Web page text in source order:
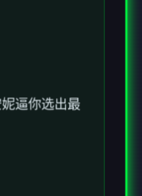
逼你选出最